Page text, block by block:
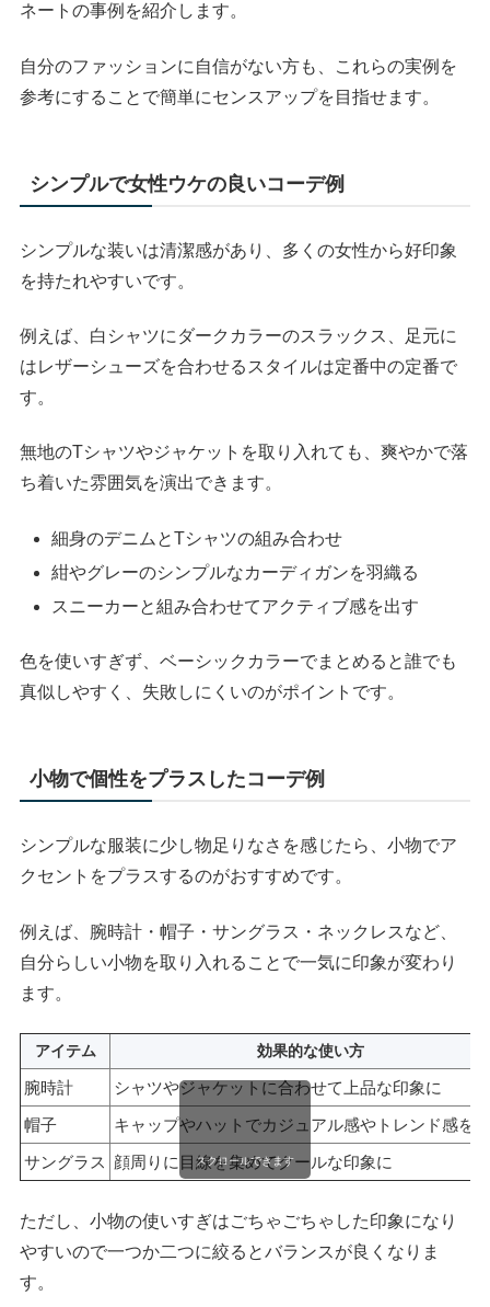
ネートの事例を紹介します。
自分のファッションに自信がない方も、これらの実例を
参考にすることで簡単にセンスアップを目指せます。
シンプルで女性ウケの良いコーデ例
シンプルな装いは清潔感があり、多くの女性から好印象
を持たれやすいです。
例えば、白シャツにダークカラーのスラックス、足元に
はレザーシューズを合わせるスタイルは定番中の定番で
す。
無地のTシャツやジャケットを取り入れても、爽やかで落
ち着いた雰囲気を演出できます。
細身のデニムとTシャツの組み合わせ
紺やグレーのシンプルなカーディガンを羽織る
スニーカーと組み合わせてアクティブ感を出す
色を使いすぎず、ベーシックカラーでまとめると誰でも
真似しやすく、失敗しにくいのがポイントです。
小物で個性をプラスしたコーデ例
シンプルな服装に少し物足りなさを感じたら、小物でア
クセントをプラスするのがおすすめです。
例えば、腕時計・帽子・サングラス・ネックレスなど、
自分らしい小物を取り入れることで一気に印象が変わり
ます。
アイテム 効果的な使い方
腕時計
シャツやジャケットに合わせて上品な印象に
帽子
キャップやハットでカジュアル感やトレンド感を
サングラス 顔周りに目線を集めてクールな印象に
スクロールできます
ただし、小物の使いすぎはごちゃごちゃした印象になり
やすいので一つか二つに絞るとバランスが良くなりま
す。